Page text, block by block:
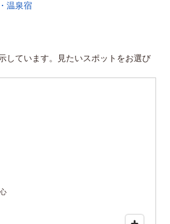
温泉宿
しています。見たいスポットをお選び